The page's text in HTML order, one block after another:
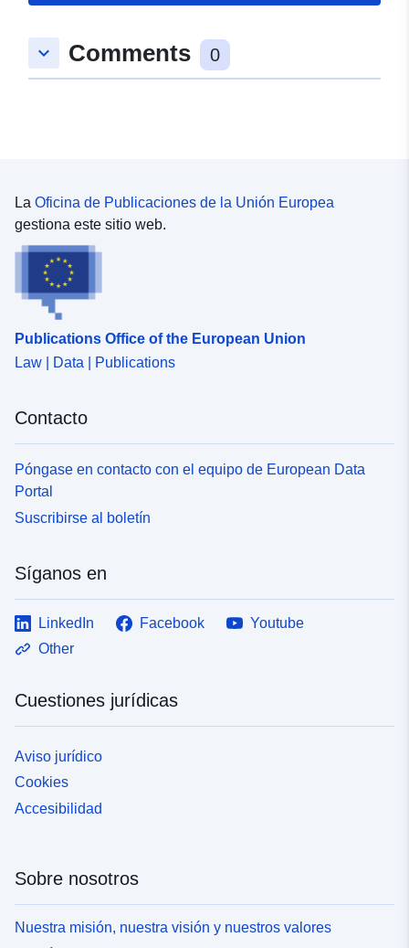
keyboard_arrow_down Comments 0
La Oficina de Publicaciones de la Unión Europea
gestiona este sitio web.
Publications Office of the European Union
Law | Data | Publications
Contacto
Póngase en contacto con el equipo de European Data
Portal
Suscribirse al boletín
Síganos en
LinkedIn Facebook
Youtube
Other
Cuestiones jurídicas
Aviso jurídico
Cookies
Accesibilidad
Sobre nosotros
Nuestra misión, nuestra visión y nuestros valores